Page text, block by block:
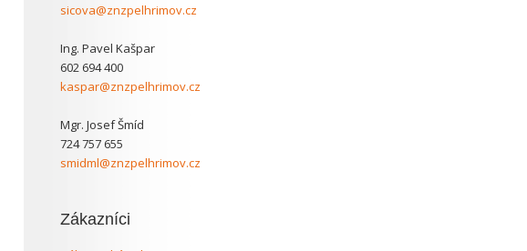
sicova@znzpelhrimov.cz
Ing. Pavel Kašpar
602 694 400
kaspar@znzpelhrimov.cz
Mgr. Josef Šmíd
724 757 655
smidml@znzpelhrimov.cz
Zákazníci